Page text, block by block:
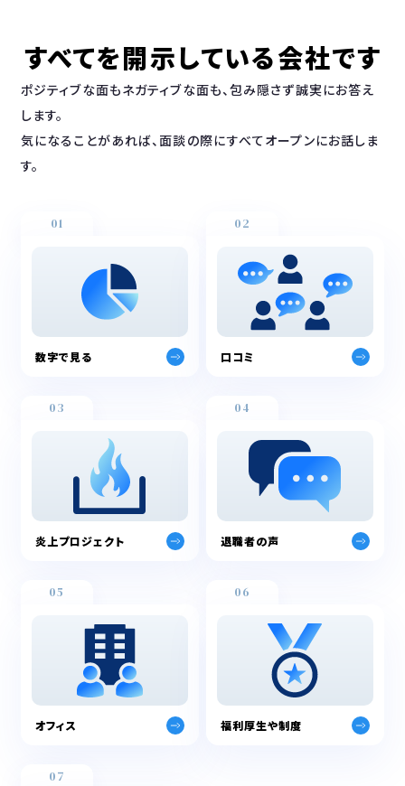
すべてを開示している会社です
ポジティブな面もネガティブな面も、包み隠さず誠実にお答え
します。
気になることがあれば、面談の際にすべてオープンにお話しま
す。
01
数字で見る
02
口コミ
03
炎上プロジェクト
04
退職者の声
05
オフィス
06
福利厚生や制度
07